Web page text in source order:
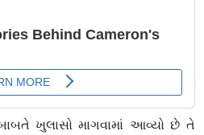
ખુલાસો માગવામાં આવ્યો છે તે